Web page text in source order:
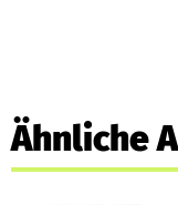
Ähnliche